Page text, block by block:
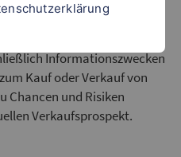
den individuellen
abhängig. Diese
Informationszwecken
Kauf oder Verkauf von
Chancen und Risiken
Verkaufsprospekt.